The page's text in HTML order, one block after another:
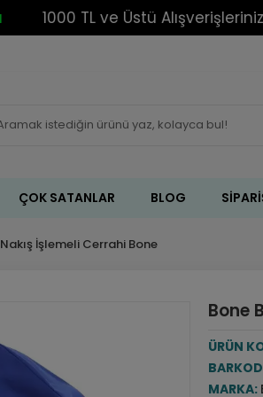
1000 TL ve Üstü
ÇOK SATANLAR BLOG
Nakış İşlemeli Cerrahi Bone
Bone
ÜRÜN
MARKA: